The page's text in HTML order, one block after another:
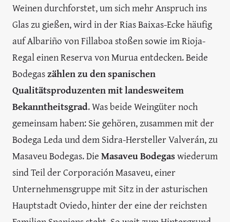
Weinen durchforstet, um sich mehr Anspruch ins
Glas zu gießen, wird in der Rias Baixas-Ecke häufig
auf Albariño von Fillaboa stoßen sowie im Rioja-
Regal einen Reserva von Murua entdecken. Beide
Bodegaszählen zu den spanischen
Qualitätsproduzenten mit landesweitem
Bekanntheitsgrad. Was beide Weingüter noch
gemeinsam haben: Sie gehören, zusammen mit der
Bodega Leda und dem Sidra-Hersteller Valverán, zu
Masaveu Bodegas. DieMasaveu Bodegaswiederum
sind Teil der Corporación Masaveu, einer
Unternehmensgruppe mit Sitz in der asturischen
Hauptstadt Oviedo, hinter der eine der reichsten